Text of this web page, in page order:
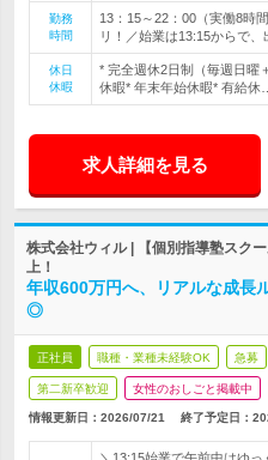
勤務
時間
13：15～22：00（実働8時
リ！／始業は13:15からで、
休日
休暇
* 完全週休2日制（毎週日曜
休暇* 年末年始休暇* 有給休…
求人詳細を見る
株式会社ウィル | 【個別指導塾スク
上！
年収600万円へ、リアルな成長
◎
正社員 職種・業種未経験OK 急募
第二新卒歓迎 女性のおしごと掲載中
情報更新日：2026/07/21 終了予定日：